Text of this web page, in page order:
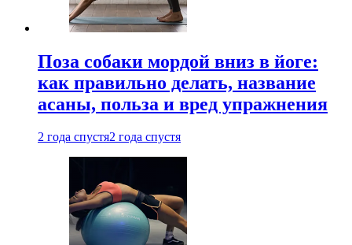
Поза собаки мордой вниз в йоге:
как правильно делать, название
асаны, польза и вред упражнения
2 года спустя2 года спустя